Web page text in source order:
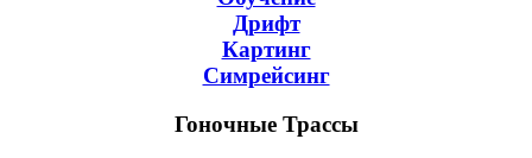
Дрифт
Картинг
Симрейсинг
Гоночные Трассы